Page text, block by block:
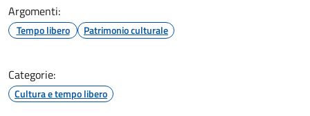
Argomenti:
Tempo libero Patrimonio culturale
Categorie:
Cultura e tempo libero